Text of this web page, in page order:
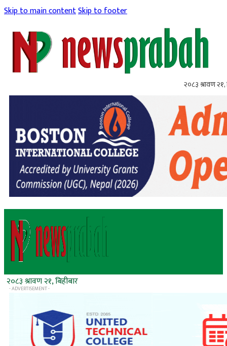
Skip to main contentSkip to footer
२०८३ श्रावण २१,
२०८३ श्रावण २१, बिहीबार
- ADVERTISEMENT -